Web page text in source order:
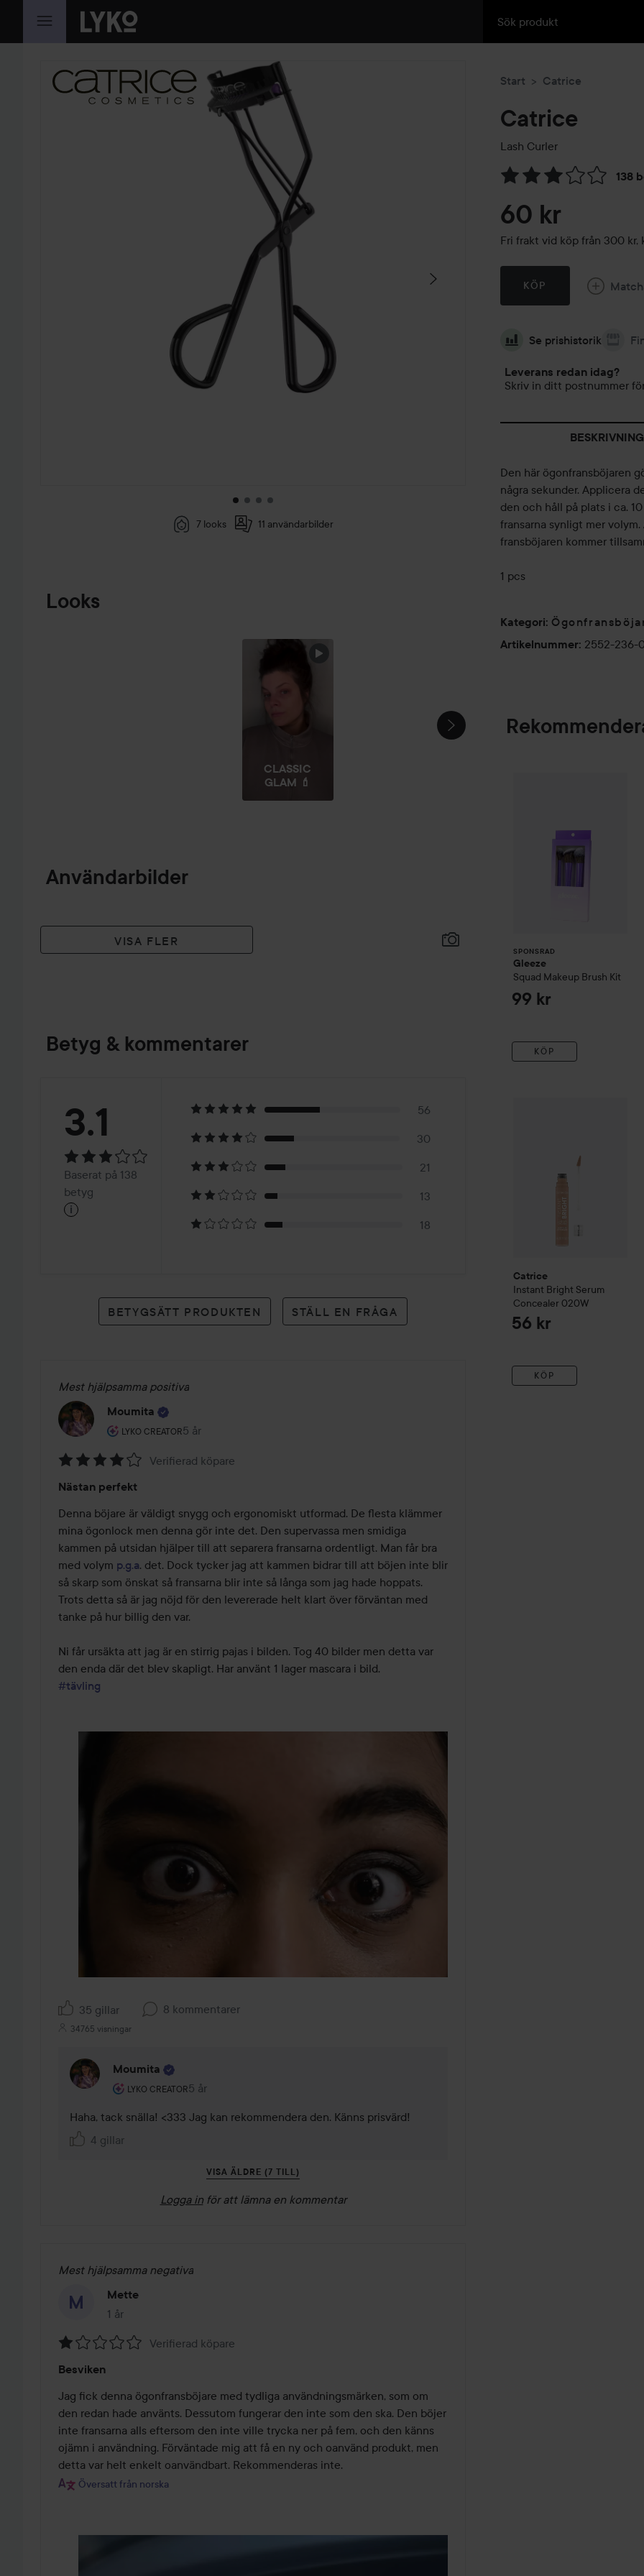
HOPPA TILL INNEHÅLLET
HOPPA ÖVER SEKTIONEN
7 looks 11 användarbilder
Looks
CLASSIC
GLAM 💄
MIDSUMMER
GO TO
LOOK! ☀️
Användarbilder
VISA FLER
Betyg & kommentarer
Betyg:
3.1Baserat
på
betyg
3.1
Baserat på 138
betyg
i
56
30
21
13
18
BETYGSÄTT PRODUKTEN STÄLL EN FRÅGA
Mest hjälpsamma positiva
Moumita
LYKO CREATOR
Användarens roll: Lyko Creator.
5 år
Inlägget skapades 5 år
4
av
5
Verifierad köpare
Nästan perfekt
Denna böjare är väldigt snygg och ergonomiskt utformad. De flesta klämmer
mina ögonlock men denna gör inte det. Den supervassa men smidiga
kammen på utsidan hjälper till att separera fransarna ordentligt. Man får bra
med volym p.g.a. det. Dock tycker jag att kammen bidrar till att böjen inte blir
så skarp som önskat så fransarna blir inte så långa som jag hade hoppats.
Trots detta så är jag nöjd för den levererade helt klart över förväntan med
tanke på hur billig den var.
Ni får ursäkta att jag är en stirrig pajas i bilden. Tog 40 bilder men detta var
#tävling
35 gillar 8 kommentarer
34765 visningar
Moumita
LYKO CREATOR
Användarens roll: Lyko Creator.
5 år
Kommentaren lades 5 år
Haha, tack snälla! <333 Jag kan rekommendera den. Känns prisvärd!
4 gillar
VISA ÄLDRE (7 TILL)
Logga in för att lämna en kommentar
Mest hjälpsamma negativa
Mette
1 år
Inlägget skapades 1 år
1
av
5
Verifierad köpare
Besviken
Jag fick denna ögonfransböjare med tydliga användningsmärken, som om
den redan hade använts. Dessutom fungerar den inte som den ska. Den böjer
inte fransarna alls eftersom den inte ville trycka ner på fem, och den känns
ojämn i användning. Förväntade mig att få en ny och oanvänd produkt, men
detta var helt enkelt oanvändbart. Rekommenderas inte.
Översatt från norska
Start Catrice
Catrice
Lash Curler
138
Hoppa till Betyg &
60 kr
Fri frakt vid köp från 300 kr,
KÖP
Se prishistorik
Leverans redan idag?
Skriv in ditt postnummer
BESKRIVNING
Den här ögonfransböjaren
några sekunder. Applicera
den och håll på plats i ca.
fransarna synligt mer
fransböjaren kommer
1 pcs
Kategori:
Artikelnummer: 2552-236-
SPONSRAD
Gleeze
Squad Makeup Brush Kit
99 kr
KÖP
Catrice
Instant Bright Serum
Concealer 020W
56 kr
KÖP